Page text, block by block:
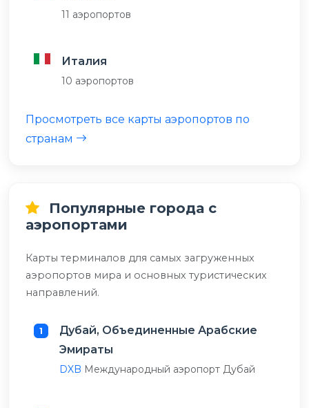
11 аэропортов
Италия
10 аэропортов
Просмотреть все карты аэропортов по
странам
Популярные города с
аэропортами
Карты терминалов для самых загруженных
аэропортов мира и основных туристических
направлений.
1
Дубай, Объединенные Арабские
Эмираты
DXB Международный аэропорт Дубай